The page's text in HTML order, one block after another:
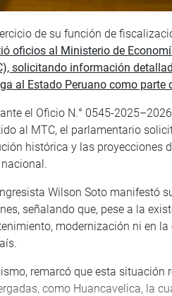
de su función de
oficios al Ministerio de
solicitando información
al Estado Peruano como
el Oficio N.° 0545-
al MTC, el parlamentario
histórica y las proyecciones
Wilson Soto manifestó
señalando que, pese a la
modernización ni en
remarcó que esta situación
como Huancavelica, la